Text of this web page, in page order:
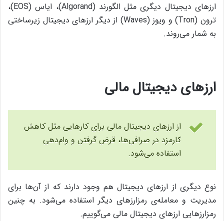
ارزهای دیجیتال دیگری مثل الگورند (Algorand)، ایاس (EOS)،
ترون (Tron) و ویوز (Waves) از دیگر ارزهای دیجیتال زیرساختی
به شمار می‌روند.
ارزهای دیجیتال مالی
از ارزهای دیجیتال مالی برای کارهایی مثل کاهش
کارمزد در صرافی‌ها، قرض گرفتن و وام‌دهی
استفاده می‌شود.
نوع دیگری از ارزهای دیجیتال هم وجود دارند که از آن‌ها برای
مدیریت و معامله‌ی رمزارزهای دیگر استفاده می‌شود. به چنین
رمزارزهایی ارزهای دیجیتال مالی می‌گوییم.